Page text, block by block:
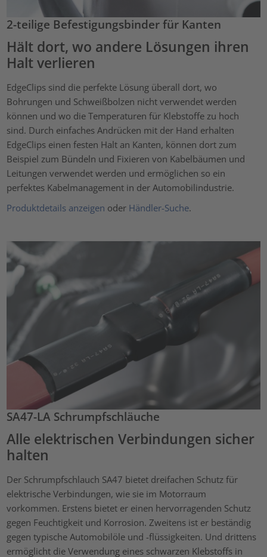
2-teilige Befestigungsbinder für Kanten
Hält dort, wo andere Lösungen ihren
Halt verlieren
EdgeClips sind die perfekte Lösung überall dort, wo
Bohrungen und Schweißbolzen nicht verwendet werden
können und wo die Temperaturen für Klebstoffe zu hoch
sind. Durch einfaches Andrücken mit der Hand erhalten
EdgeClips einen festen Halt an Kanten, können dort zum
Beispiel zum Bündeln und Fixieren von Kabelbäumen und
Leitungen verwendet werden und ermöglichen so ein
perfektes Kabelmanagement in der Automobilindustrie.
Produktdetails anzeigen oder Händler-Suche.
SA47-LA Schrumpfschläuche
Alle elektrischen Verbindungen sicher
halten
Der Schrumpfschlauch SA47 bietet dreifachen Schutz für
elektrische Verbindungen, wie sie im Motorraum
vorkommen. Erstens bietet er einen hervorragenden Schutz
gegen Feuchtigkeit und Korrosion. Zweitens ist er beständig
gegen typische Automobilöle und -flüssigkeiten. Und drittens
ermöglicht die Verwendung eines schwarzen Klebstoffs in